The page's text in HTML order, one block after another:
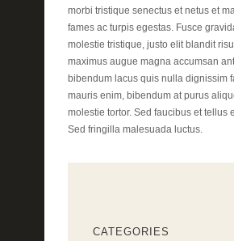
morbi tristique senectus et netus et
fames ac turpis egestas. Fusce
molestie tristique, justo elit blandit
maximus augue magna accumsan
bibendum lacus quis nulla dignissim
mauris enim, bibendum at purus
molestie tortor. Sed faucibus et tellus
Sed fringilla malesuada luctus.
CATEGORIES